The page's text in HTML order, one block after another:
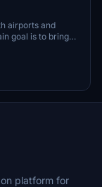
airports and
goal is to bring
we can, to
be used by
platform for